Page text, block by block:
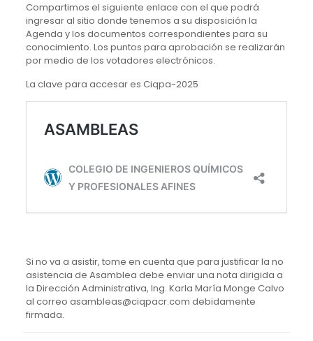
Compartimos el siguiente enlace con el que podrá
ingresar al sitio donde tenemos a su disposición la
Agenda y los documentos correspondientes para su
conocimiento. Los puntos para aprobación se realizarán
por medio de los votadores electrónicos.
La clave para accesar es Ciqpa-2025
Si no va a asistir, tome en cuenta que para justificar la no
asistencia de Asamblea debe enviar una nota dirigida a
la Dirección Administrativa, Ing. Karla María Monge Calvo
al correo asambleas@ciqpacr.com debidamente
firmada.